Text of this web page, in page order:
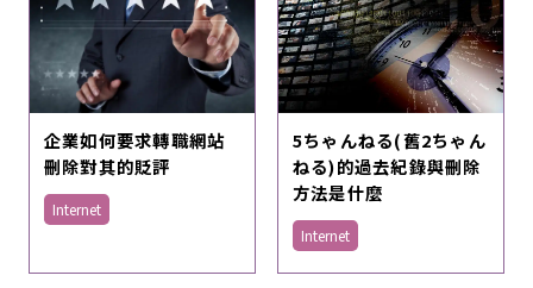
企業如何要求轉職網站
刪除對其的貶評
Internet
5ちゃんねる(舊2ちゃん
ねる)的過去紀錄與刪除
方法是什麼
Internet